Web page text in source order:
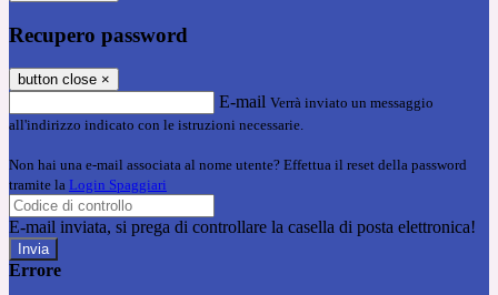
Recupero password
button close ×
E-mail Verrà inviato un messaggio
all'indirizzo indicato con le istruzioni necessarie.
Non hai una e-mail associata al nome utente? Effettua il reset della password
tramite la Login Spaggiari
E-mail inviata, si prega di controllare la casella di posta elettronica!
Errore